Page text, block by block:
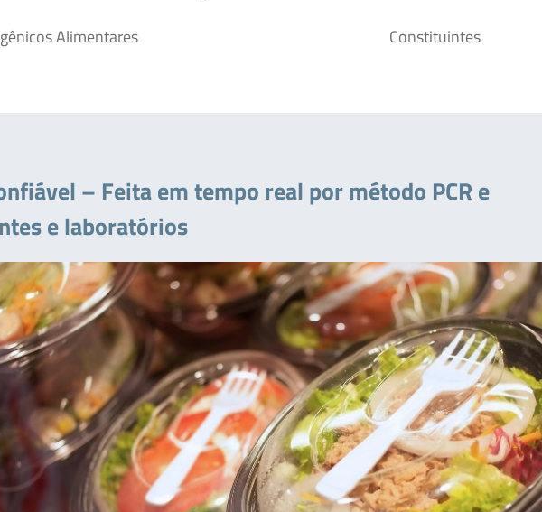
Alimentares Constituintes
– Feita em tempo real por método PCR e
e laboratórios